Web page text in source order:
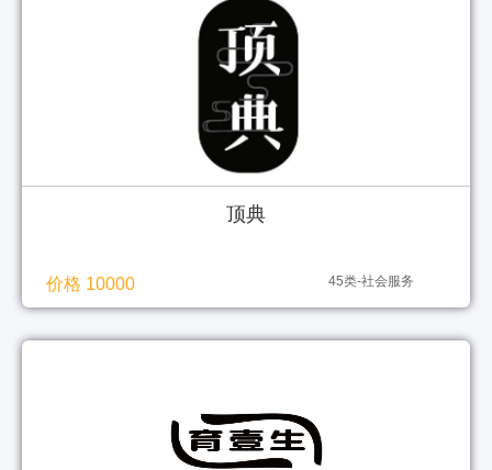
顶典
价格 10000 45类-社会服务